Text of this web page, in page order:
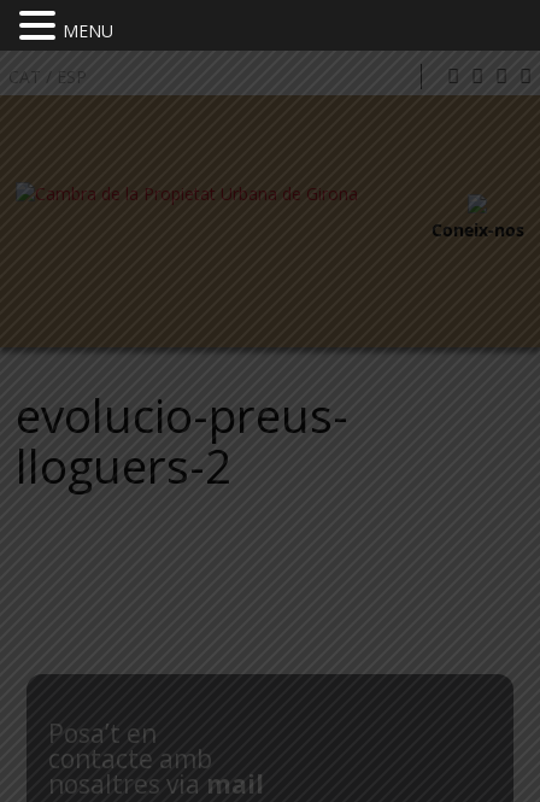
CAT / ESP
Coneix-nos
evolucio-preus-
lloguers-2
Posa’t en
contacte amb
nosaltres via mail
MENU